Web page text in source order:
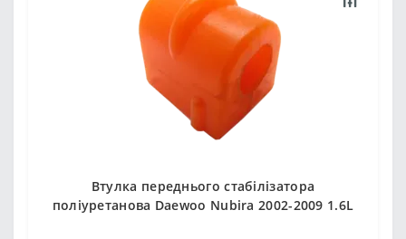
Втулка переднього стабілізатора
поліуретанова Daewoo Nubira 2002-2009 1.6L